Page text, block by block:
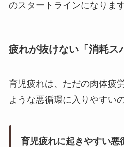
のスタートラインになります
疲れが抜けない「消耗ス
育児疲れは、ただの肉体疲
ような悪循環に入りやすい
育児疲れに起きやすい悪